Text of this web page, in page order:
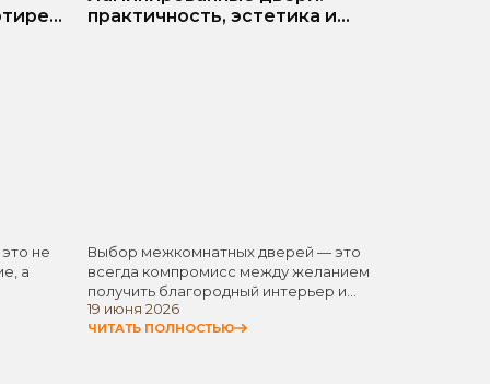
не
а
практичность, эстетика и
Выбор межкомнатных дверей — это
всегда компромисс между желанием
получить благородный интерьер и
стремлением не…
19 июня 2026
ЧИТАТЬ ПОЛНОСТЬЮ